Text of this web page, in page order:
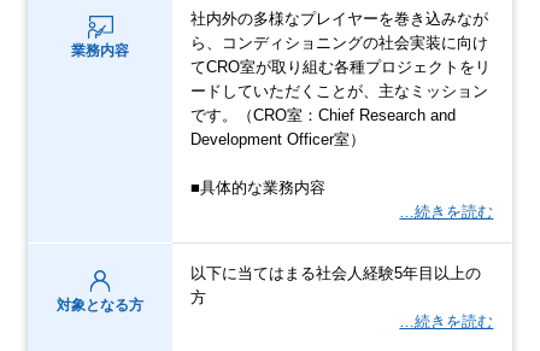
業務内容
社内外の多様なプレイヤーを巻き込みなが
ら、コンディショニングの社会実装に向け
てCRO室が取り組む各種プロジェクトをリ
ードしていただくことが、主なミッション
です。（CRO室：Chief Research and
Development Officer室）
■具体的な業務内容
…続きを読む
対象となる方
以下に当てはまる社会人経験5年目以上の
方
…続きを読む